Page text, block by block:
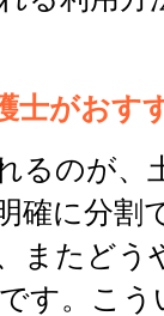
士がおす
るのが、
確に分割
またど
す。こ